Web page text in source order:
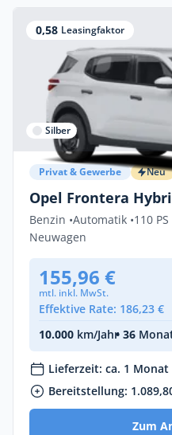
0,58 Leasingfaktor
Silber
Privat & Gewerbe Neu
Opel Frontera
Benzin •Automatik •110
Neuwagen
155,96 €
mtl. inkl. MwSt.
Effektive Rate: 186,23 €
10.000 km/Jahr• 36
Lieferzeit: ca. 1 Monat
Bereitstellung:
Zum